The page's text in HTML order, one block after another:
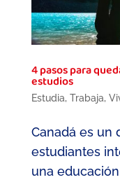
4 pasos para
estudios
Estudia, Trabaja,
Canadá es un
estudiantes
una